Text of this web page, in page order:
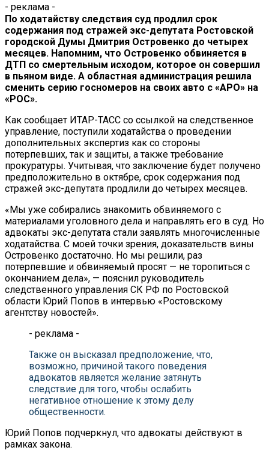
- реклама -
По ходатайству следствия суд продлил срок
содержания под стражей экс-депутата Ростовской
городской Думы Дмитрия Островенко до четырех
месяцев. Напомним, что Островенко обвиняется в
ДТП со смертельным исходом, которое он совершил
в пьяном виде. А областная администрация решила
сменить серию госномеров на своих авто с «АРО» на
«РОС».
Как сообщает ИТАР-ТАСС со ссылкой на следственное
управление, поступили ходатайства о проведении
дополнительных экспертиз как со стороны
потерпевших, так и защиты, а также требование
прокуратуры. Учитывая, что заключение будет получено
предположительно в октябре, срок содержания под
стражей экс-депутата продлили до четырех месяцев.
«Мы уже собирались знакомить обвиняемого с
материалами уголовного дела и направлять его в суд. Но
адвокаты экс-депутата стали заявлять многочисленные
ходатайства. С моей точки зрения, доказательств вины
Островенко достаточно. Но мы решили, раз
потерпевшие и обвиняемый просят — не торопиться с
окончанием дела», — пояснил руководитель
следственного управления СК РФ по Ростовской
области Юрий Попов в интервью «Ростовскому
агентству новостей».
- реклама -
Также он высказал предположение, что,
возможно, причиной такого поведения
адвокатов является желание затянуть
следствие для того, чтобы ослабить
негативное отношение к этому делу
общественности.
Юрий Попов подчеркнул, что адвокаты действуют в
рамках закона.